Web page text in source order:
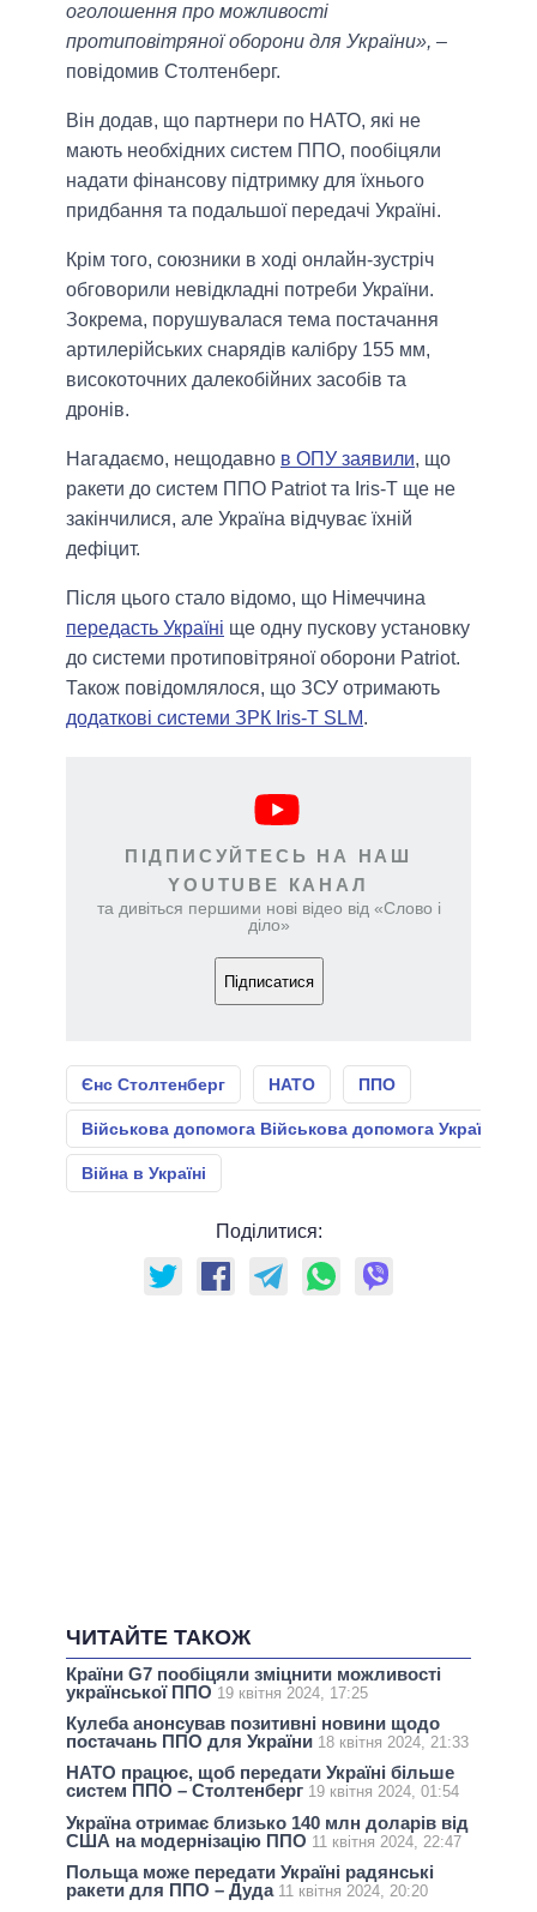
оголошення про можливості
протиповітряної оборони для України», –
повідомив Столтенберг.
Він додав, що партнери по НАТО, які не
мають необхідних систем ППО, пообіцяли
надати фінансову підтримку для їхнього
придбання та подальшої передачі Україні.
Крім того, союзники в ході онлайн-зустріч
обговорили невідкладні потреби України.
Зокрема, порушувалася тема постачання
артилерійських снарядів калібру 155 мм,
високоточних далекобійних засобів та
дронів.
Нагадаємо, нещодавно в ОПУ заявили, що
ракети до систем ППО Patriot та Iris-T ще не
закінчилися, але Україна відчуває їхній
дефіцит.
Після цього стало відомо, що Німеччина
передасть Україні ще одну пускову установку
до системи протиповітряної оборони Patriot.
Також повідомлялося, що ЗСУ отримають
додаткові системи ЗРК Iris-T SLM.
ПІДПИСУЙТЕСЬ НА НАШ
YOUTUBE КАНАЛ
та дивіться першими нові відео від «Слово і
діло»
Підписатися
Єнс Столтенберг НАТО ППО
Військова допомога Військова допомога Україні
Війна в Україні
Поділитися:
ЧИТАЙТЕ ТАКОЖ
Країни G7 пообіцяли зміцнити можливості
української ППО 19 квітня 2024, 17:25
Кулеба анонсував позитивні новини щодо
постачань ППО для України 18 квітня 2024, 21:33
НАТО працює, щоб передати Україні більше
систем ППО – Столтенберг 19 квітня 2024, 01:54
Україна отримає близько 140 млн доларів від
США на модернізацію ППО 11 квітня 2024, 22:47
Польща може передати Україні радянські
ракети для ППО – Дуда 11 квітня 2024, 20:20